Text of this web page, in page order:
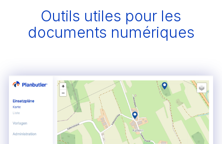
Outils utiles pour les
documents numériques